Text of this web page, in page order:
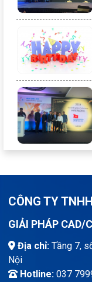
CÔNG TY
GIẢI PHÁP CAD/
Địa chỉ: Tầng 7,
Nội
Hotline: 037